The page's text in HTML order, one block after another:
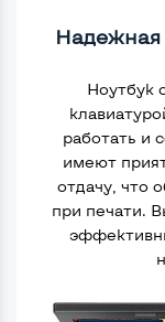
Надежная
Ноутбук
работать и
имеют
отдачу, что
при печати.